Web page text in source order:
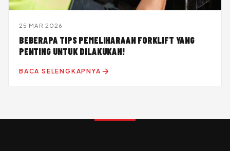
25 MAR 2026
BEBERAPA TIPS PEMELIHARAAN FORKLIFT YANG
PENTING UNTUK DILAKUKAN!
BACA SELENGKAPNYA